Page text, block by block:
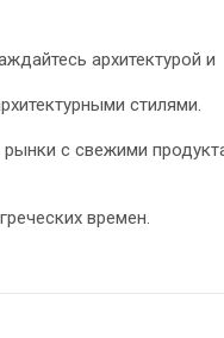
архитектурой и
стилями.
с свежими
времен.